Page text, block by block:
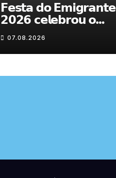
𝗙𝗲𝘀𝘁𝗮 𝗱𝗼 𝗘𝗺𝗶𝗴𝗿𝗮𝗻𝘁𝗲
𝟮𝟬𝟮𝟲 𝗰𝗲𝗹𝗲𝗯𝗿𝗼𝘂 𝗼
𝗿𝗲𝗲𝗻𝗰𝗼𝗻𝘁𝗿𝗼 𝗲 𝗼𝘀
𝗹𝗮𝗰̧𝗼𝘀 𝗾𝘂𝗲 𝘂𝗻𝗲𝗺
𝗠𝘂𝗿𝗰̧𝗮
07.08.2026